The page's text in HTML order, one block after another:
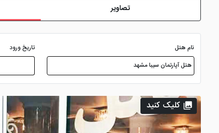
تصاویر
نام هتل تاریخ ورود
کلیک کنید